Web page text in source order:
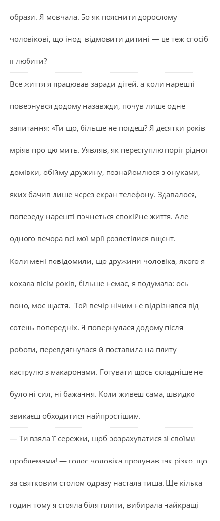
образи. Я мовчала. Бо як пояснити дорослому
чоловікові, що іноді відмовити дитині — це теж спосіб
її любити?
Все життя я працював заради дітей, а коли нарешті
повернувся додому назавжди, почув лише одне
запитання: «Ти що, більше не поїдеш? Я десятки років
мріяв про цю мить. Уявляв, як переступлю поріг рідної
домівки, обійму дружину, познайомлюся з онуками,
яких бачив лише через екран телефону. Здавалося,
попереду нарешті почнеться спокійне життя. Але
одного вечора всі мої мрії розлетілися вщент.
Коли мені повідомили, що дружини чоловіка, якого я
кохала вісім років, більше немає, я подумала: ось
воно, моє щастя. Той вечір нічим не відрізнявся від
сотень попередніх. Я повернулася додому після
роботи, перевдягнулася й поставила на плиту
каструлю з макаронами. Готувати щось складніше не
було ні сил, ні бажання. Коли живеш сама, швидко
звикаєш обходитися найпростішим.
— Ти взяла її сережки, щоб розрахуватися зі своїми
проблемами! — голос чоловіка пролунав так різко, що
за святковим столом одразу настала тиша. Ще кілька
годин тому я стояла біля плити, вибирала найкращі